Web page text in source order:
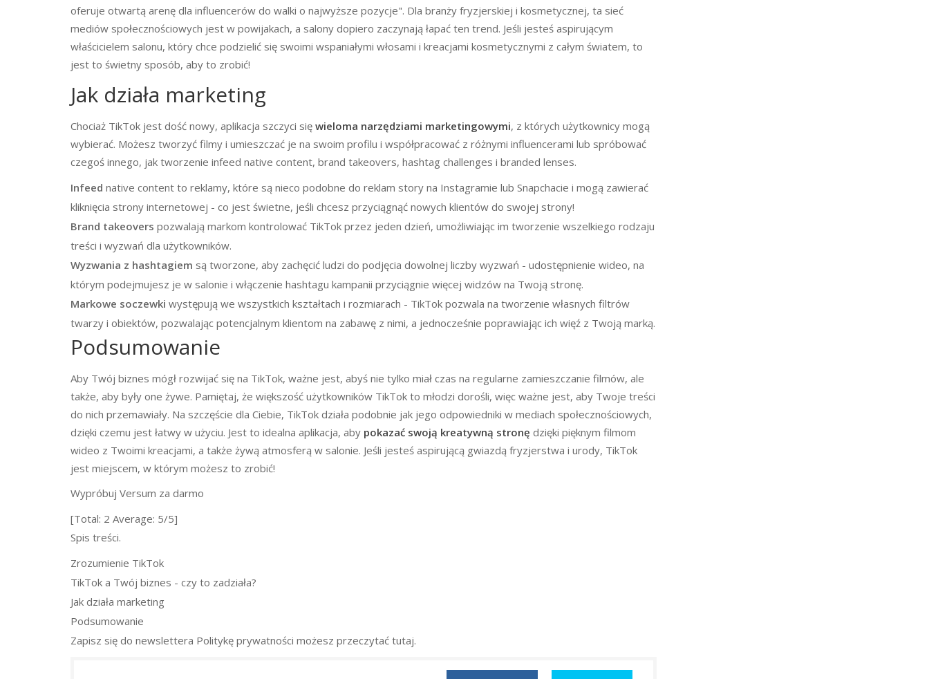
oferuje otwartą arenę dla influencerów do walki o najwyższe pozycje". Dla branży fryzjerskiej i kosmetycznej, ta sieć
mediów społecznościowych jest w powijakach, a salony dopiero zaczynają łapać ten trend. Jeśli jesteś aspirującym
właścicielem salonu, który chce podzielić się swoimi wspaniałymi włosami i kreacjami kosmetycznymi z całym światem, to
jest to świetny sposób, aby to zrobić!
Jak działa marketing
Chociaż TikTok jest dość nowy, aplikacja szczyci się wieloma narzędziami marketingowymi, z których użytkownicy mogą
wybierać. Możesz tworzyć filmy i umieszczać je na swoim profilu i współpracować z różnymi influencerami lub spróbować
czegoś innego, jak tworzenie infeed native content, brand takeovers, hashtag challenges i branded lenses.
Infeed native content to reklamy, które są nieco podobne do reklam story na Instagramie lub Snapchacie i mogą zawierać
kliknięcia strony internetowej - co jest świetne, jeśli chcesz przyciągnąć nowych klientów do swojej strony!
Brand takeovers pozwalają markom kontrolować TikTok przez jeden dzień, umożliwiając im tworzenie wszelkiego rodzaju
treści i wyzwań dla użytkowników.
Wyzwania z hashtagiem są tworzone, aby zachęcić ludzi do podjęcia dowolnej liczby wyzwań - udostępnienie wideo, na
którym podejmujesz je w salonie i włączenie hashtagu kampanii przyciągnie więcej widzów na Twoją stronę.
Markowe soczewki występują we wszystkich kształtach i rozmiarach - TikTok pozwala na tworzenie własnych filtrów
twarzy i obiektów, pozwalając potencjalnym klientom na zabawę z nimi, a jednocześnie poprawiając ich więź z Twoją marką.
Podsumowanie
Aby Twój biznes mógł rozwijać się na TikTok, ważne jest, abyś nie tylko miał czas na regularne zamieszczanie filmów, ale
także, aby były one żywe. Pamiętaj, że większość użytkowników TikTok to młodzi dorośli, więc ważne jest, aby Twoje treści
do nich przemawiały. Na szczęście dla Ciebie, TikTok działa podobnie jak jego odpowiedniki w mediach społecznościowych,
dzięki czemu jest łatwy w użyciu. Jest to idealna aplikacja, aby pokazać swoją kreatywną stronę dzięki pięknym filmom
wideo z Twoimi kreacjami, a także żywą atmosferą w salonie. Jeśli jesteś aspirującą gwiazdą fryzjerstwa i urody, TikTok
jest miejscem, w którym możesz to zrobić!
Wypróbuj Versum za darmo
[Total: 2 Average: 5/5]
Spis treści.
Zrozumienie TikTok
TikTok a Twój biznes - czy to zadziała?
Jak działa marketing
Podsumowanie
Zapisz się do newslettera Politykę prywatności możesz przeczytać tutaj.